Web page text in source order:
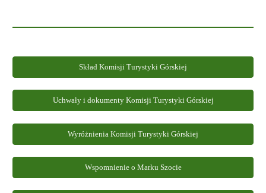
Skład Komisji Turystyki Górskiej
Uchwały i dokumenty Komisji Turystyki Górskiej
Wyróżnienia Komisji Turystyki Górskiej
Wspomnienie o Marku Szocie